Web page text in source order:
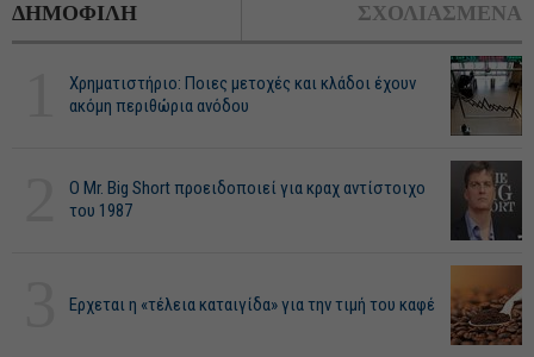
ΔΗΜΟΦΙΛΗ ΣΧΟΛΙΑΣΜΕΝΑ
Χρηματιστήριο: Ποιες μετοχές και κλάδοι έχουν
ακόμη περιθώρια ανόδου
O Mr. Big Short προειδοποιεί για κραχ αντίστοιχο
του 1987
Ερχεται η «τέλεια καταιγίδα» για την τιμή του καφέ